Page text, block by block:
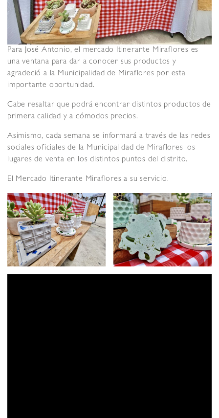
Para José Antonio, el mercado Itinerante Miraflores es
una ventana para dar a conocer sus productos y
agradeció a la Municipalidad de Miraflores por esta
importante oportunidad.
Cabe resaltar que podrá encontrar distintos productos de
primera calidad y a cómodos precios.
Asimismo, cada semana se informará a través de las redes
sociales oficiales de la Municipalidad de Miraflores los
lugares de venta en los distintos puntos del distrito.
El Mercado Itinerante Miraflores a su servicio.